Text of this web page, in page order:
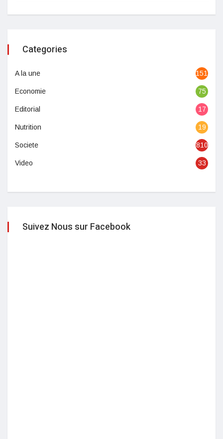
Categories
A la une 1513
Economie 75
Editorial 17
Nutrition 19
Societe 810
Video 33
Suivez Nous sur Facebook